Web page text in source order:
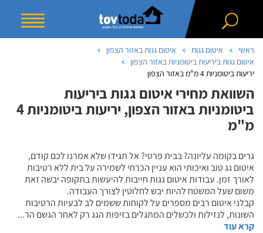
ראשי איטום גגות
איטום גגות באזור הצפון
איטום גגות ביריעות ביטומניות באזור הצפון
יריעות ביטומניות 4 מ"מ באזור הצפון
השוואת מחירי איטום גגות ביריעות
ביטומניות באזור הצפון, יריעות ביטומניות 4
מ"מ
גרים בקומה עליונה? בבית פרטי? אל תגידו שלא אמרנו לכם קודם,
איטום גג טוב ואיכותי הוא עניין הכרחי לשמירה על בית ללא רטיבות
לאורך זמן. עבודות איטום גגות חייבות להיעשות בתקופה יבשה זאת
משום שעל המשטח להיות יבש לחלוטין לצורך העבודה.
קבלני איטום רבים מספרים על לקוחות ששמים לב לבעיות הרטיבות
השונות, לנזילות ולכשלים המתגלים בזיפות הגג רק לאחר הגשם הר...
קרא עוד